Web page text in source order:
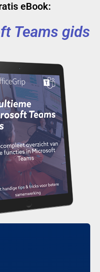
eBook:
Teams gids